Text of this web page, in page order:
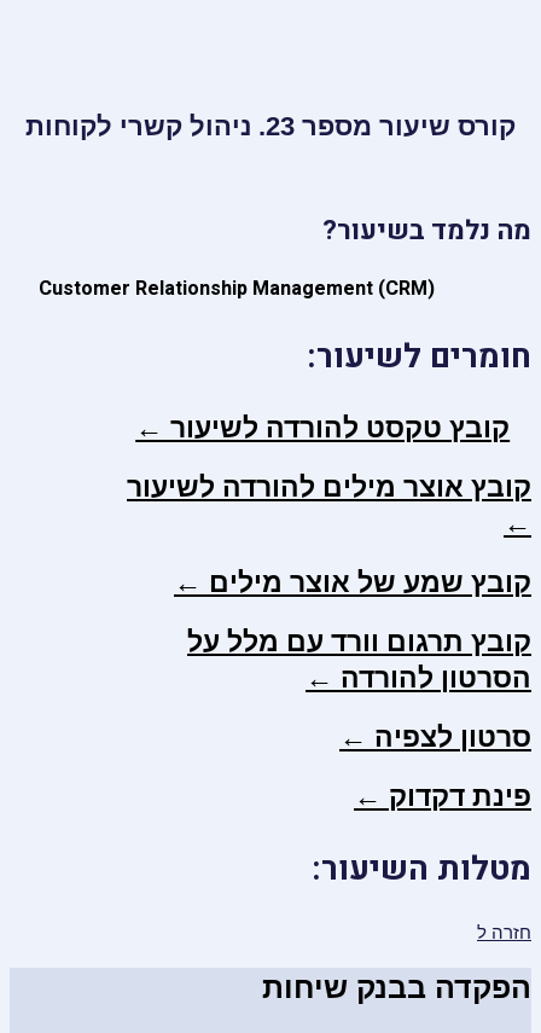
קורס שיעור מספר 23. ניהול קשרי לקוחות
מה נלמד בשיעור?
Customer Relationship Management (CRM)
חומרים לשיעור:
קובץ טקסט להורדה לשיעור ←
קובץ אוצר מילים להורדה לשיעור
←
קובץ שמע של אוצר מילים ←
קובץ תרגום וורד עם מלל על
הסרטון להורדה ←
סרטון לצפיה ←
פינת דקדוק ←
מטלות השיעור:
חזרה ל
הפקדה בבנק שיחות